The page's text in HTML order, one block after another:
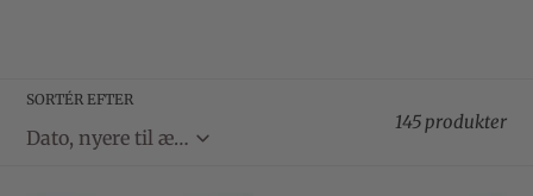
n
SORTÉR EFTER
145 produkter